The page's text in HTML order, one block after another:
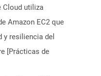
Cloud utiliza
Amazon EC2 que
y resiliencia del
[Prácticas de